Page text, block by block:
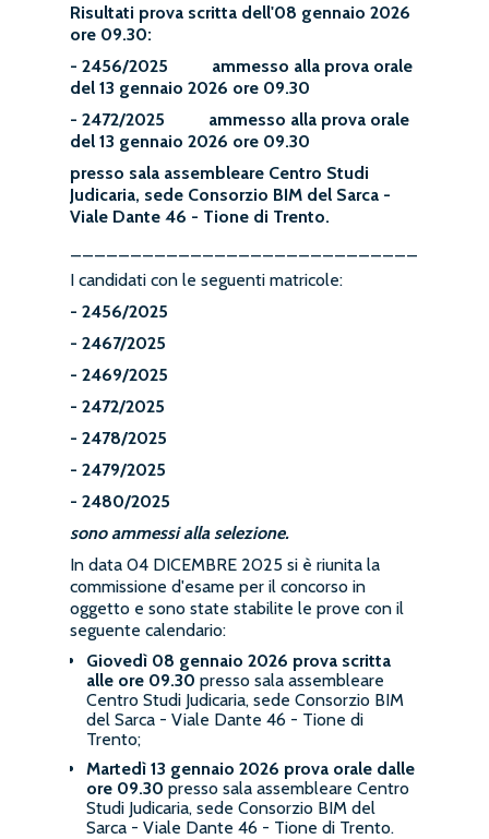
Risultati prova scritta dell'08 gennaio 2026
ore 09.30:
- 2456/2025 ammesso alla prova orale
del 13 gennaio 2026 ore 09.30
- 2472/2025 ammesso alla prova orale
del 13 gennaio 2026 ore 09.30
presso sala assembleare Centro Studi
Judicaria, sede Consorzio BIM del Sarca -
Viale Dante 46 - Tione di Trento.
I candidati con le seguenti matricole:
- 2456/2025
- 2467/2025
- 2469/2025
- 2472/2025
- 2478/2025
- 2479/2025
- 2480/2025
sono ammessi alla selezione.
In data 04 DICEMBRE 2025 si è riunita la
commissione d'esame per il concorso in
oggetto e sono state stabilite le prove con il
seguente calendario:
Giovedì 08 gennaio 2026 prova scritta
alle ore 09.30 presso sala assembleare
Centro Studi Judicaria, sede Consorzio BIM
del Sarca - Viale Dante 46 - Tione di
Trento;
Martedì 13 gennaio 2026 prova orale dalle
ore 09.30 presso sala assembleare Centro
Studi Judicaria, sede Consorzio BIM del
Sarca - Viale Dante 46 - Tione di Trento.